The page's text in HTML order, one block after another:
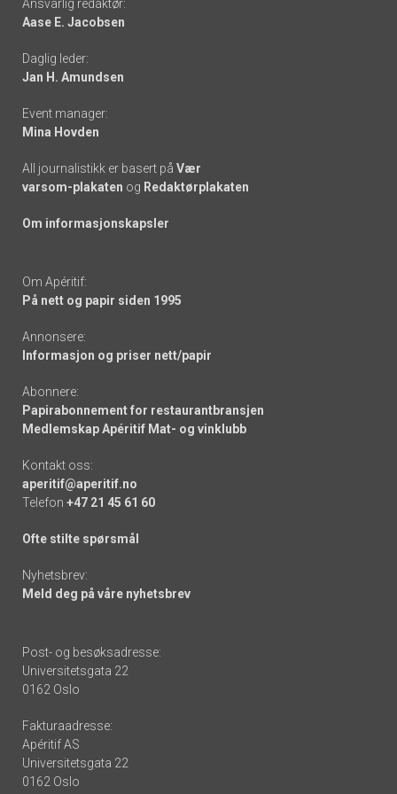
-
links
Ansvarlig redaktør:
Aase E. Jacobsen
Daglig leder:
Jan H. Amundsen
Event manager:
Mina Hovden
All journalistikk er basert på Vær
varsom-plakaten og Redaktørplakaten
Om informasjonskapsler
Om Apéritif:
På nett og papir siden 1995
Annonsere:
Informasjon og priser nett/papir
Abonnere:
Papirabonnement for restaurantbransjen
Medlemskap Apéritif Mat- og vinklubb
Kontakt oss:
aperitif@aperitif.no
Telefon +47 21 45 61 60
Ofte stilte spørsmål
Nyhetsbrev:
Meld deg på våre nyhetsbrev
Post- og besøksadresse:
Universitetsgata 22
0162 Oslo
Fakturaadresse:
Apéritif AS
Universitetsgata 22
0162 Oslo